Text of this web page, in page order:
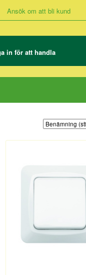
Ansök om att bli kund
in för att handla